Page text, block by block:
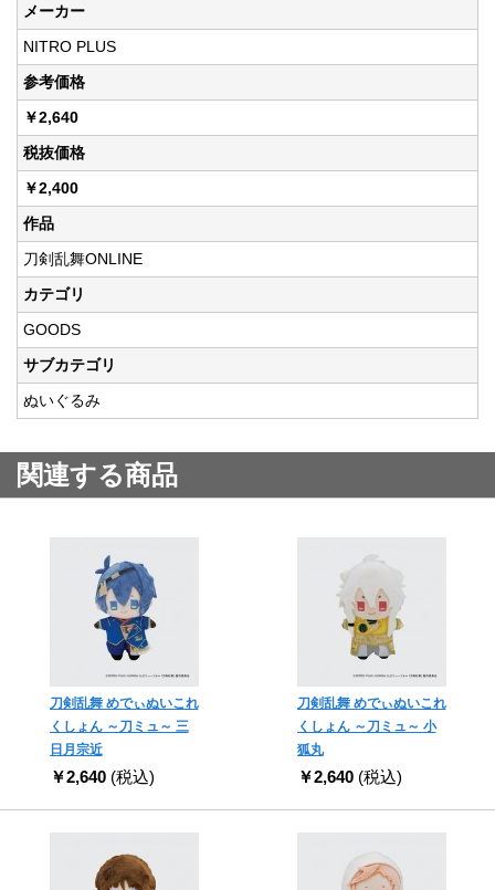
メーカー
NITRO PLUS
参考価格
￥2,640
税抜価格
￥2,400
作品
刀剣乱舞ONLINE
カテゴリ
GOODS
サブカテゴリ
ぬいぐるみ
関連する商品
刀剣乱舞 めでぃぬいこれ
くしょん ～刀ミュ～ 三
日月宗近
￥2,640 (税込)
刀剣乱舞 めでぃぬいこれ
くしょん ～刀ミュ～ 小
狐丸
￥2,640 (税込)